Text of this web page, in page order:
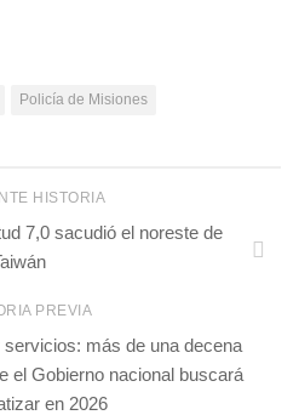
Policía de Misiones
HISTORIA
7,0 sacudió el noreste de
PREVIA
más de una decena
el Gobierno nacional buscará
en 2026